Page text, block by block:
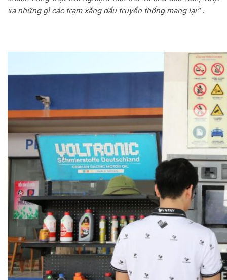
xa những gì các trạm xăng dầu truyền thống mang lại” .